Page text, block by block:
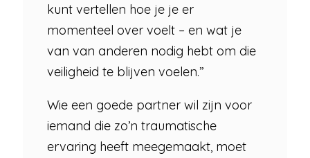
kunt vertellen hoe je je er
momenteel over voelt – en wat je
van van anderen nodig hebt om die
veiligheid te blijven voelen.”
Wie een goede partner wil zijn voor
iemand die zo’n traumatische
ervaring heeft meegemaakt, moet